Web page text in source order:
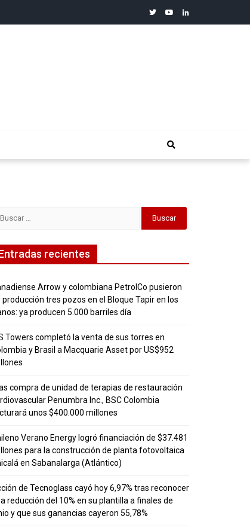
twitteryoutubelinkedin
recientes
Arrow y colombiana PetrolCo pusieron
producción tres pozos en el Bloque Tapir en los
ya producen 5.000 barriles día
Towers completó la venta de sus torres en
y Brasil a Macquarie Asset por US$952
compra de unidad de terapias de restauración
Penumbra Inc., BSC Colombia
unos $400.000 millones
Verano Energy logró financiación de $37.481
para la construcción de planta fotovoltaica
en Sabanalarga (Atlántico)
de Tecnoglass cayó hoy 6,97% tras reconocer
reducción del 10% en su plantilla a finales de
y que sus ganancias cayeron 55,78%